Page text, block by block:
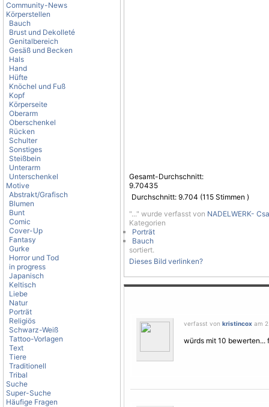
Community-News
Körperstellen
Bauch
Brust und Dekolleté
Genitalbereich
Gesäß und Becken
Hals
Hand
Hüfte
Knöchel und Fuß
Kopf
Körperseite
Oberarm
Oberschenkel
Rücken
Schulter
Sonstiges
Steißbein
Unterarm
Unterschenkel
Motive
Abstrakt/Grafisch
Blumen
Bunt
Comic
Cover-Up
Fantasy
Gurke
Horror und Tod
in progress
Japanisch
Keltisch
Liebe
Natur
Porträt
Religiös
Schwarz-Weiß
Tattoo-Vorlagen
Text
Tiere
Traditionell
Tribal
Suche
Super-Suche
Häufige Fragen
Gesamt-Durchschnitt:
9.70435
Durchschnitt: 9.704 (115 Stimmen )
"..." wurde verfasst von NADELWERK-
Kategorien
Porträt
Bauch
sortiert.
Dieses Bild verlinken?
verfasst von kristincox am
würds mit 10